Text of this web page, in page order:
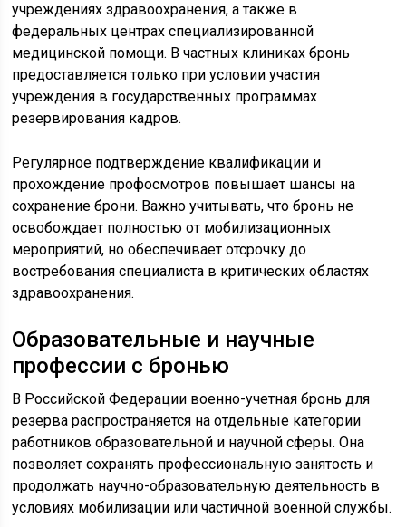
учреждениях здравоохранения, а также в
федеральных центрах специализированной
медицинской помощи. В частных клиниках бронь
предоставляется только при условии участия
учреждения в государственных программах
резервирования кадров.
Регулярное подтверждение квалификации и
прохождение профосмотров повышает шансы на
сохранение брони. Важно учитывать, что бронь не
освобождает полностью от мобилизационных
мероприятий, но обеспечивает отсрочку до
востребования специалиста в критических областях
здравоохранения.
Образовательные и научные
профессии с бронью
В Российской Федерации военно-учетная бронь для
резерва распространяется на отдельные категории
работников образовательной и научной сферы. Она
позволяет сохранять профессиональную занятость и
продолжать научно-образовательную деятельность в
условиях мобилизации или частичной военной службы.